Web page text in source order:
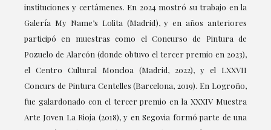
instituciones y certámenes. En 2024 mostró su trabajo en la
Galería My Name’s Lolita (Madrid), y en años anteriores
participó en muestras como el Concurso de Pintura de
Pozuelo de Alarcón (donde obtuvo el tercer premio en 2023),
el Centro Cultural Moncloa (Madrid, 2022), y el LXXVII
Concurs de Pintura Centelles (Barcelona, 2019). En Logroño,
fue galardonado con el tercer premio en la XXXIV Muestra
Arte Joven La Rioja (2018), y en Segovia formó parte de una